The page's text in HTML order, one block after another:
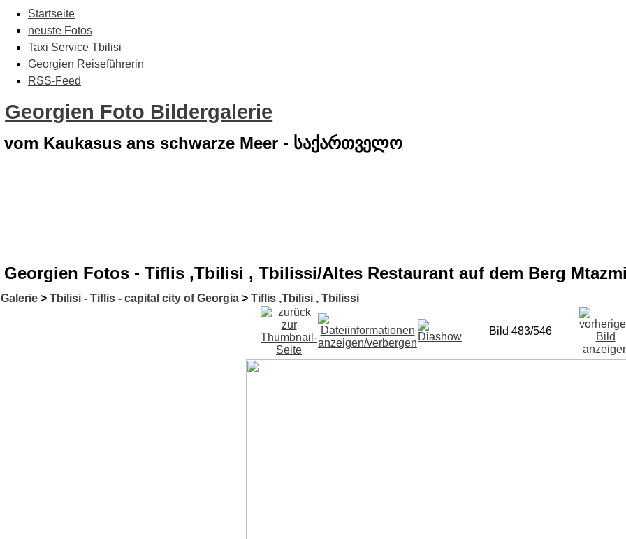
Startseite
neuste Fotos
Taxi Service Tbilisi
Georgien Reiseführerin
RSS-Feed
Georgien Foto Bildergalerie
vom Kaukasus ans schwarze Meer - საქართველო
Georgien Fotos - Tiflis ,Tbilisi , Tbilissi/Altes Restaurant auf dem Berg
Galerie > Tbilisi - Tiflis - capital city of Georgia > Tiflis ,Tbilisi , Tbilissi
Bild 483/546